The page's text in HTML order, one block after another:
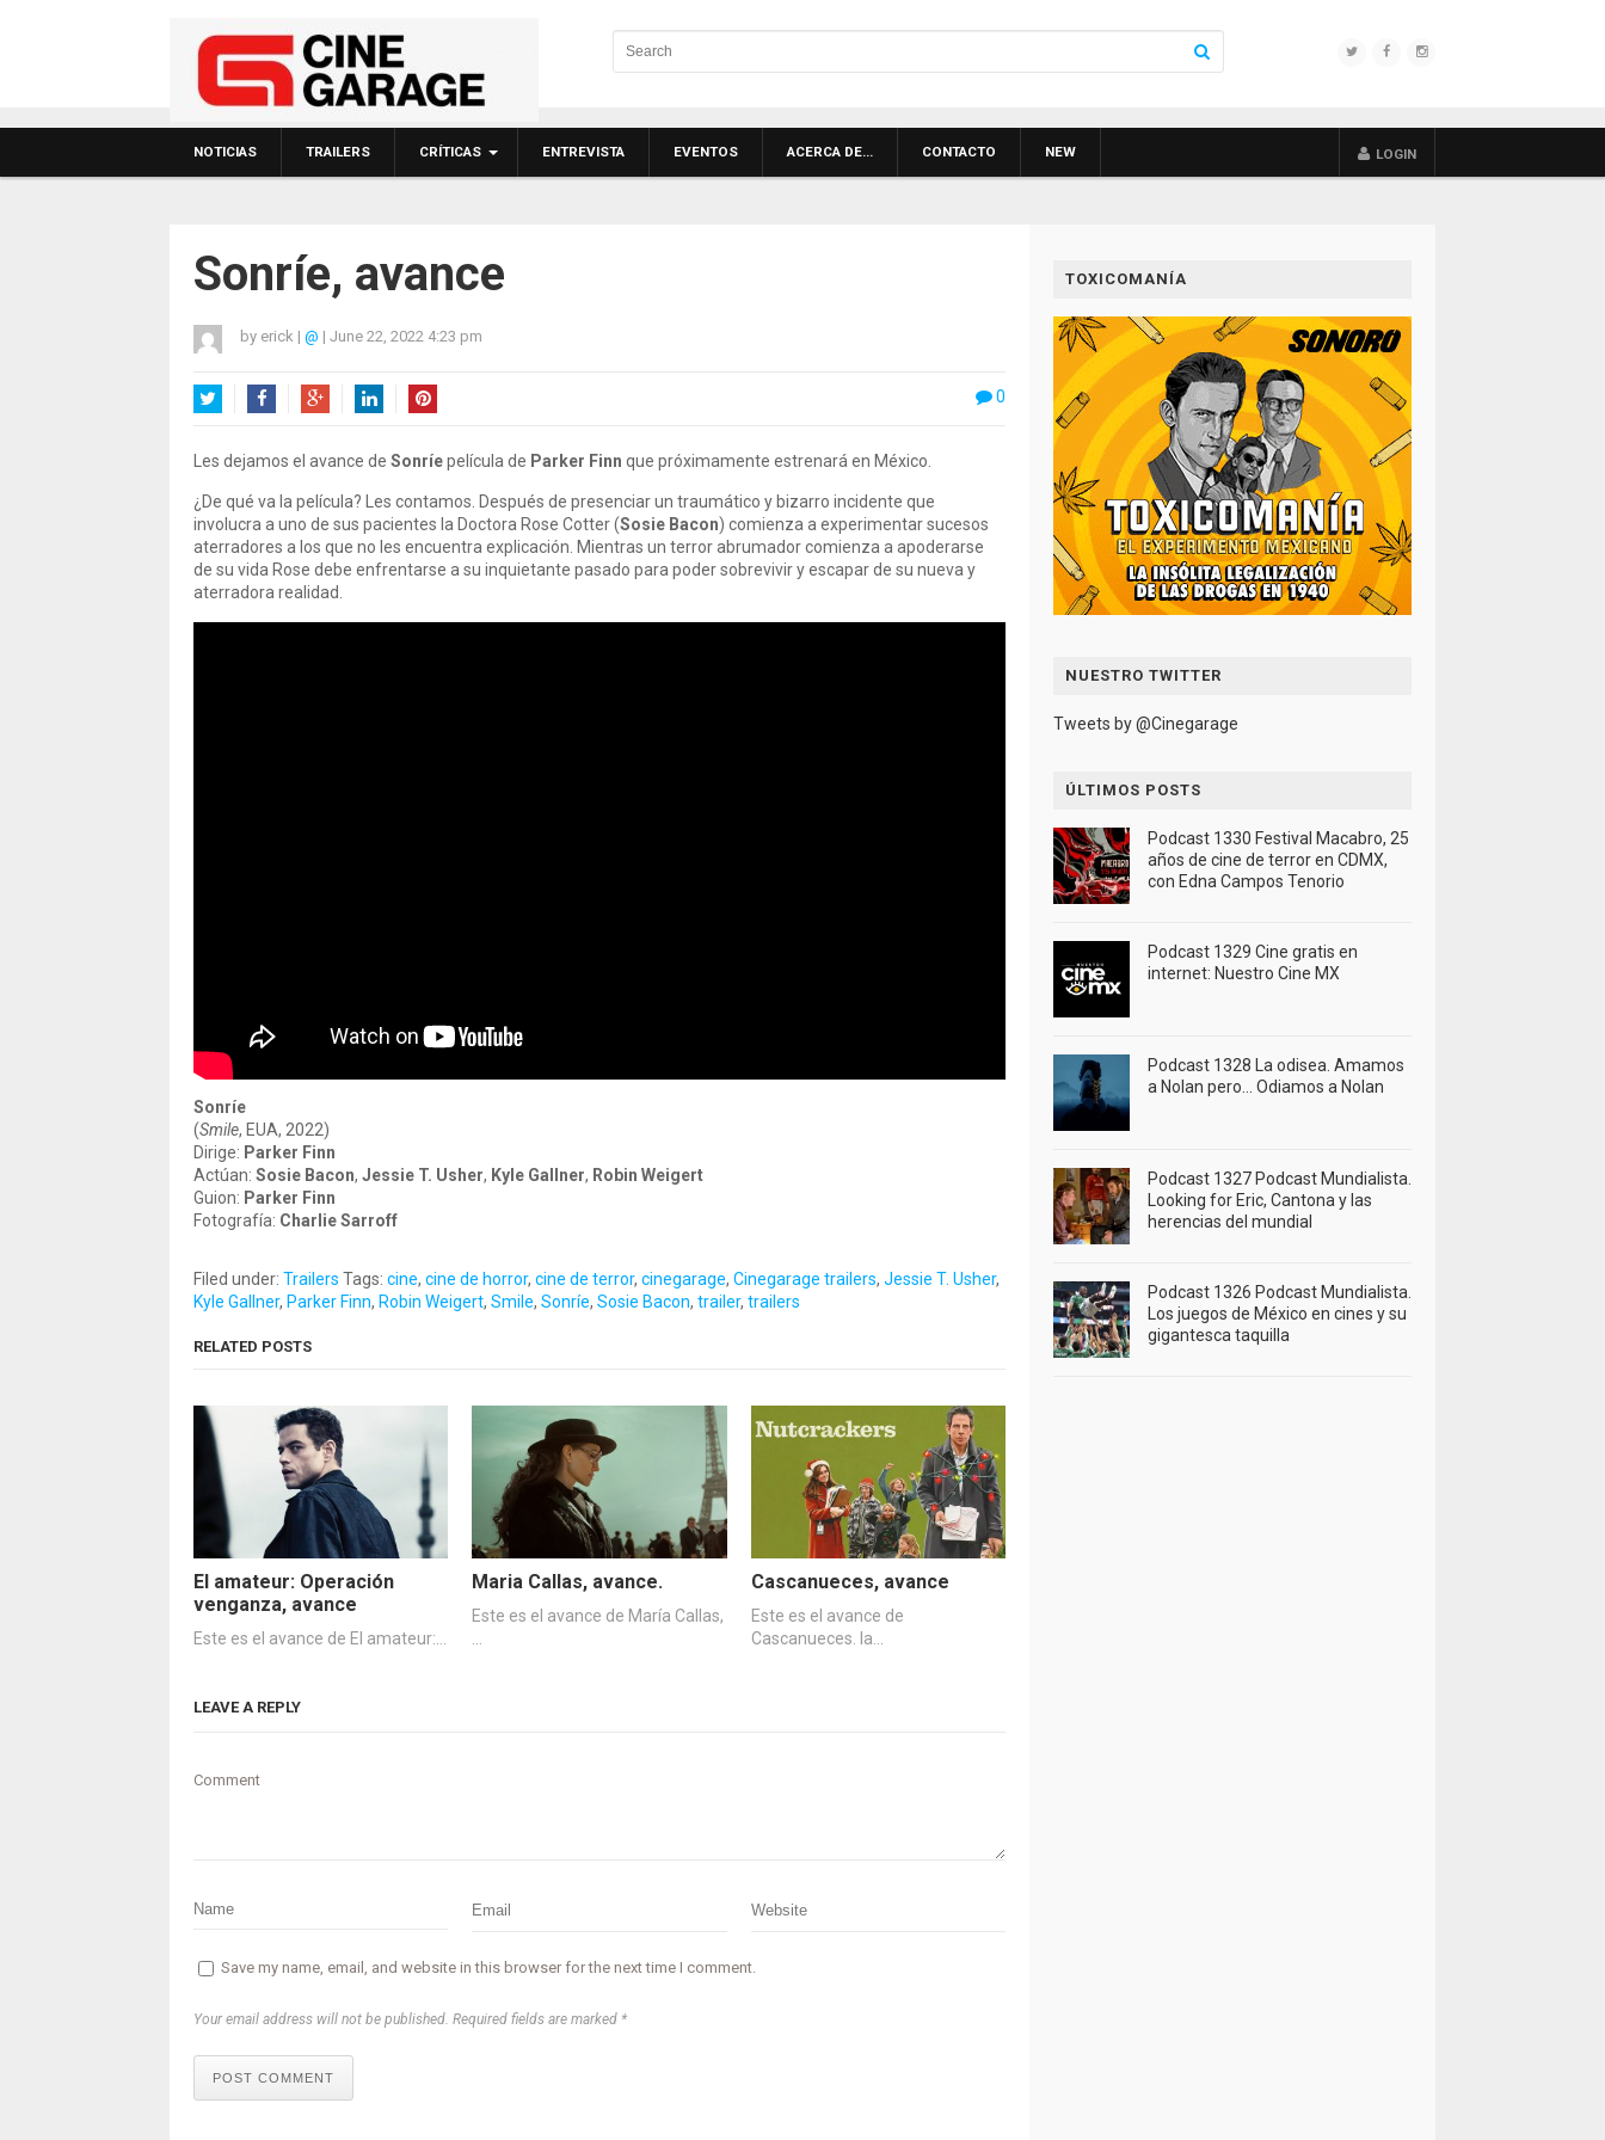
NOTICIAS TRAILERS CRÍTICAS ENTREVISTA EVENTOS ACERCA DE… CONTACTO NEW LOGIN
Sonríe, avance
by erick | @ | June 22, 2022 4:23 pm
0
Les dejamos el avance de Sonríepelícula de Parker Finn que próximamente estrenará en México.
¿De qué va la película? Les contamos. Después de presenciar un traumático y bizarro incidente que
involucra a uno de sus pacientes la Doctora Rose Cotter (Sosie Bacon) comienza a experimentar sucesos
aterradores a los que no les encuentra explicación. Mientras un terror abrumador comienza a apoderarse
de su vida Rose debe enfrentarse a su inquietante pasado para poder sobrevivir y escapar de su nueva y
aterradora realidad.
Sonríe
(Smile, EUA, 2022)
Dirige: Parker Finn
Actúan: Sosie Bacon, Jessie T. Usher, Kyle Gallner, Robin Weigert
Guion: Parker Finn
Fotografía: Charlie Sarroff
Filed under: Trailers Tags: cine, cine de horror, cine de terror, cinegarage, Cinegarage trailers, Jessie T. Usher,
Kyle Gallner, Parker Finn, Robin Weigert, Smile, Sonríe, Sosie Bacon, trailer, trailers
RELATED POSTS
El amateur: Operación
venganza, avance
Este es el avance de El amateur:…
Maria Callas, avance.
Este es el avance de María Callas,
Cascanueces, avance
Este es el avance de
Cascanueces. la…
LEAVE A REPLY
Comment
Save my name, email, and website in this browser for the next time I comment.
Your email address will not be published. Required fields are marked *
POST COMMENT
TOXICOMANÍA
NUESTRO TWITTER
Tweets by @Cinegarage
ÚLTIMOS POSTS
Podcast 1330 Festival Macabro, 25
años de cine de terror en CDMX,
con Edna Campos Tenorio
Podcast 1329 Cine gratis en
internet: Nuestro Cine MX
Podcast 1328 La odisea. Amamos
a Nolan pero… Odiamos a Nolan
Podcast 1327 Podcast Mundialista.
Looking for Eric, Cantona y las
herencias del mundial
Podcast 1326 Podcast Mundialista.
Los juegos de México en cines y su
gigantesca taquilla